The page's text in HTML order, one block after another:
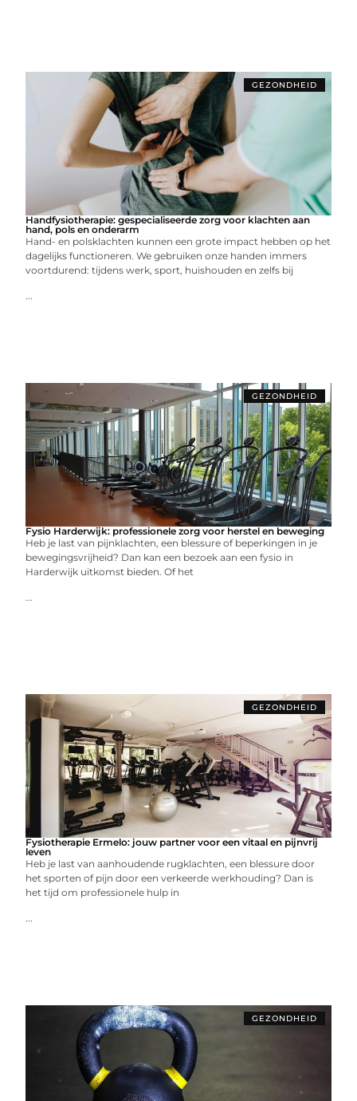
GEZONDHEID
Handfysiotherapie: gespecialiseerde zorg voor klachten aan
hand, pols en onderarm
Hand- en polsklachten kunnen een grote impact hebben op het
dagelijks functioneren. We gebruiken onze handen immers
voortdurend: tijdens werk, sport, huishouden en zelfs bij
...
GEZONDHEID
Fysio Harderwijk: professionele zorg voor herstel en beweging
Heb je last van pijnklachten, een blessure of beperkingen in je
bewegingsvrijheid? Dan kan een bezoek aan een fysio in
Harderwijk uitkomst bieden. Of het
...
GEZONDHEID
Fysiotherapie Ermelo: jouw partner voor een vitaal en pijnvrij
leven
Heb je last van aanhoudende rugklachten, een blessure door
het sporten of pijn door een verkeerde werkhouding? Dan is
het tijd om professionele hulp in
...
GEZONDHEID